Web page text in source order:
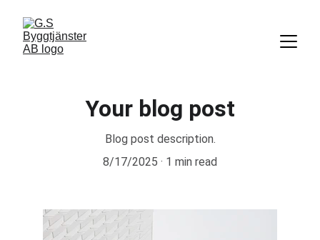
Your blog post
Blog post description.
8/17/2025
1 min read